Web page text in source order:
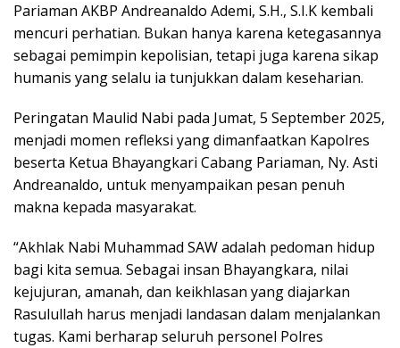
Pariaman AKBP Andreanaldo Ademi, S.H., S.I.K kembali
mencuri perhatian. Bukan hanya karena ketegasannya
sebagai pemimpin kepolisian, tetapi juga karena sikap
humanis yang selalu ia tunjukkan dalam keseharian.
Peringatan Maulid Nabi pada Jumat, 5 September 2025,
menjadi momen refleksi yang dimanfaatkan Kapolres
beserta Ketua Bhayangkari Cabang Pariaman, Ny. Asti
Andreanaldo, untuk menyampaikan pesan penuh
makna kepada masyarakat.
“Akhlak Nabi Muhammad SAW adalah pedoman hidup
bagi kita semua. Sebagai insan Bhayangkara, nilai
kejujuran, amanah, dan keikhlasan yang diajarkan
Rasulullah harus menjadi landasan dalam menjalankan
tugas. Kami berharap seluruh personel Polres